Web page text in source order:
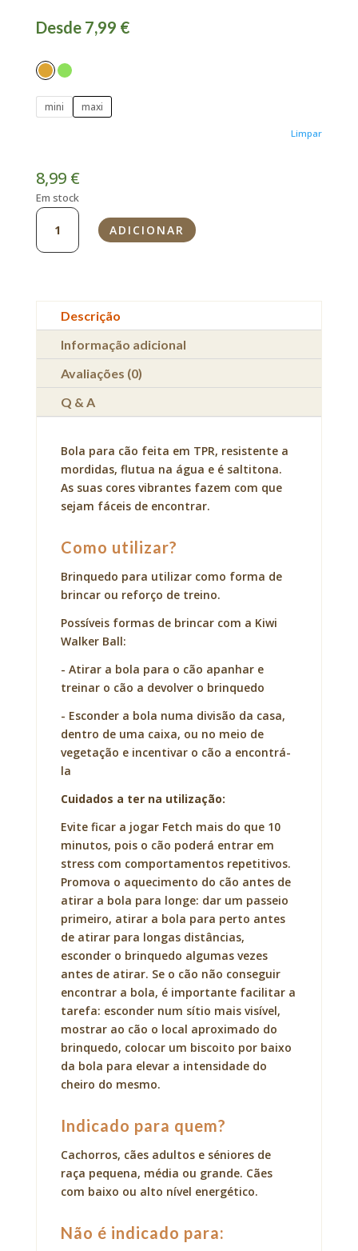
Desde 7,99 €
mini maxi
Limpar
8,99 €
Em stock
Quantidade
Bola
Walker
ADICIONAR
Descrição
Informação adicional
Avaliações (0)
Q & A
Bola para cão feita em TPR, resistente a
mordidas, flutua na água e é saltitona.
As suas cores vibrantes fazem com que
sejam fáceis de encontrar.
Como utilizar?
Brinquedo para utilizar como forma de
brincar ou reforço de treino.
Possíveis formas de brincar com a Kiwi
Walker Ball:
- Atirar a bola para o cão apanhar e
treinar o cão a devolver o brinquedo
- Esconder a bola numa divisão da casa,
dentro de uma caixa, ou no meio de
vegetação e incentivar o cão a encontrá-
la
Cuidados a ter na utilização:
Evite ficar a jogar Fetch mais do que 10
minutos, pois o cão poderá entrar em
stress com comportamentos repetitivos.
Promova o aquecimento do cão antes de
atirar a bola para longe: dar um passeio
primeiro, atirar a bola para perto antes
de atirar para longas distâncias,
esconder o brinquedo algumas vezes
antes de atirar. Se o cão não conseguir
encontrar a bola, é importante facilitar a
tarefa: esconder num sítio mais visível,
mostrar ao cão o local aproximado do
brinquedo, colocar um biscoito por baixo
da bola para elevar a intensidade do
cheiro do mesmo.
Indicado para quem?
Cachorros, cães adultos e séniores de
raça pequena, média ou grande. Cães
com baixo ou alto nível energético.
Não é indicado para: